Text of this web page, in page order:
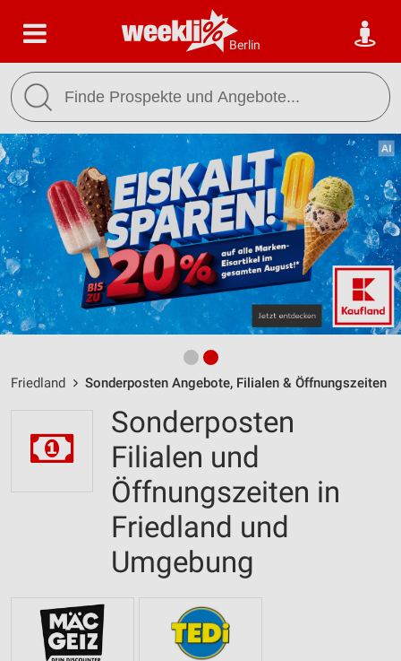
Berlin
Friedland Sonderposten Angebote, Filialen & Öffnungszeiten
Sonderposten
Filialen und
Öffnungszeiten in
Friedland und
Umgebung